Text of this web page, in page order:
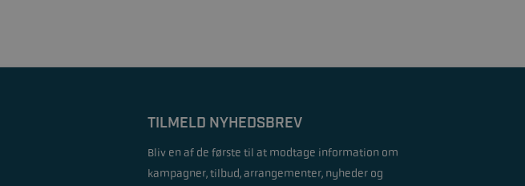
TILMELD NYHEDSBREV
Bliv en af de første til at modtage information om
kampagner, tilbud, arrangementer, nyheder og